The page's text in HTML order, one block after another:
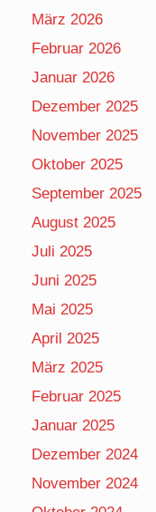
März 2026
Februar 2026
Januar 2026
Dezember 2025
November 2025
Oktober 2025
September 2025
August 2025
Juli 2025
Juni 2025
Mai 2025
April 2025
März 2025
Februar 2025
Januar 2025
Dezember 2024
November 2024